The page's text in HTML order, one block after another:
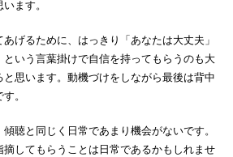
ます。
げるために、はっきり「あなたは大丈夫」
という言葉掛けで自信を持ってもらうのも大
と思います。動機づけをしながら最後は背中
。
聴と同じく日常であまり機会がないです。
してもらうことは日常であるかもしれませ